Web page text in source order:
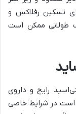
تسکین رفلاکس و
طولانی ممکن است
رایج و داروی
است در شرایط خاصی